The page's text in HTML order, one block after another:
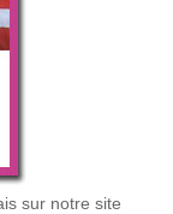
sur notre site